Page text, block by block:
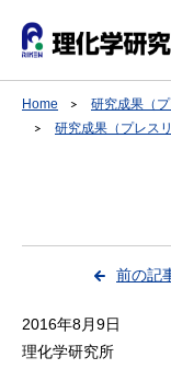
Home
研究成果（プ
研究成果（プレス
前の記
2016年8月9日
理化学研究所